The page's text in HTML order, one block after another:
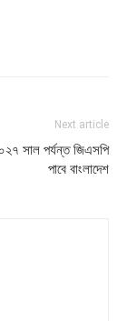
Next article
সাল পর্যন্ত জিএসপি
পাবে বাংলাদেশ